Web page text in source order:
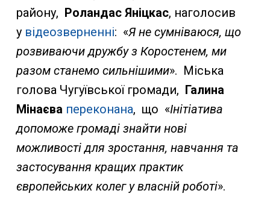
району, Роландас Яніцкас, наголосив
у відеозверненні: «Я не сумніваюся, що
розвиваючи дружбу з Коростeнем, ми
разом станемо сильнішими». Міська
голова Чугуївської громади, Галина
Мінаєва переконана, що «Інітіатива
допоможе громаді знайти нові
можливості для зростання, навчання та
застосування кращих практик
європейських колег у власній роботі».